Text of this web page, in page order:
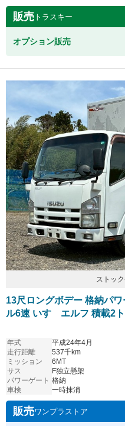
販売 トラスキー
オプション販売
ストッ
13尺ロングボデー 格納パ
ル6速 いすゞエルフ 積載2
年式
平成24年4月
走行距離
537千km
ミッション
6MT
サス
F独立懸架
パワーゲート 格納
車検
一時抹消
販売ワンプラストア